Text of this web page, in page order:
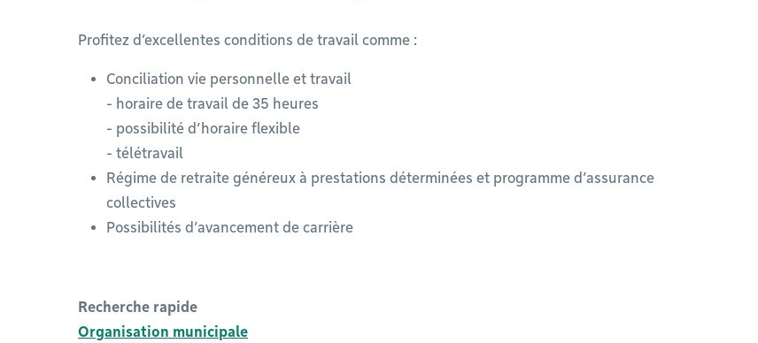
Profitez d’excellentes conditions de travail comme :
Conciliation vie personnelle et travail
- horaire de travail de 35 heures
- possibilité d’horaire flexible
- télétravail
Régime de retraite généreux à prestations déterminées et programme d’assurance
collectives
Possibilités d’avancement de carrière
Recherche rapide
Organisation municipale